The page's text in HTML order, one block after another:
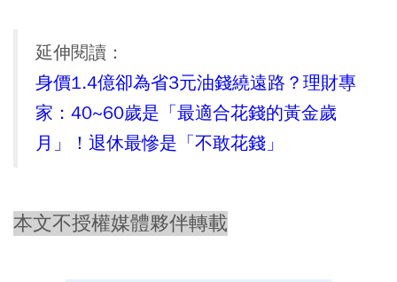
延伸閱讀：
身價1.4億卻為省3元油錢繞遠路？理財專
家：40~60歲是「最適合花錢的黃金歲
月」！退休最慘是「不敢花錢」
本文不授權媒體夥伴轉載